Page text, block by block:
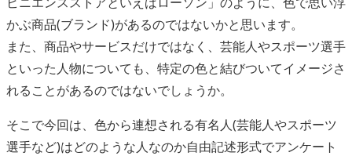
かぶ商品(ブランド)があるのではないかと思います。
また、商品やサービスだけではなく、芸能人やスポーツ選手
といった人物についても、特定の色と結びついてイメージさ
れることがあるのではないでしょうか。
そこで今回は、色から連想される有名人(芸能人やスポーツ
選手など)はどのような人なのか自由記述形式でアンケート